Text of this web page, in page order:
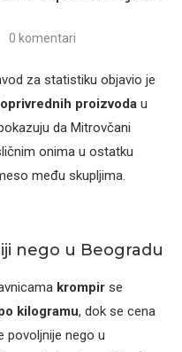
0 komentari
za statistiku objavio je
proizvoda u
da Mitrovčani
onima u ostatku
među skupljima.
nego u Beogradu
krompir se
kilogramu, dok se cena
povoljnije nego u